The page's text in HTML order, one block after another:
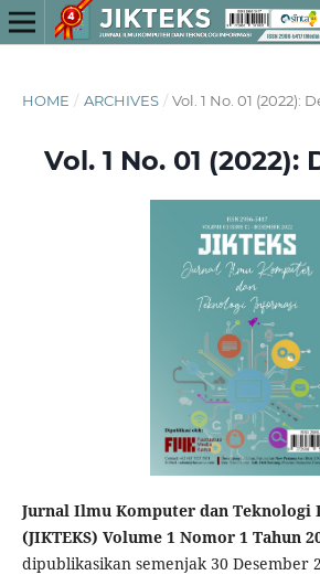
HOME / ARCHIVES / Vol. 1 No. 01 (2022):
Vol. 1 No. 01 (2022):
Jurnal Ilmu Komputer dan Teknologi
(JIKTEKS) Volume 1 Nomor 1 Tahun
dipublikasikan semenjak 30 Desember